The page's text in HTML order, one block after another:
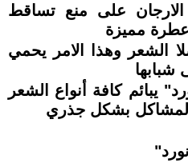
على منع تساقط
عطرة مميزة
الشعر وهذا الامر يحمي
يبائم كافة أنواع الشعر
بشكل جذري